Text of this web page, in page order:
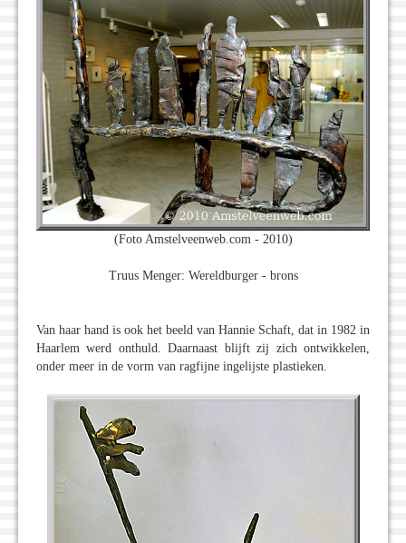
(Foto Amstelveenweb.com - 2010)
Truus Menger: Wereldburger - brons
Van haar hand is ook het beeld van Hannie Schaft, dat in 1982 in
Haarlem werd onthuld. Daarnaast blijft zij zich ontwikkelen,
onder meer in de vorm van ragfijne ingelijste plastieken.